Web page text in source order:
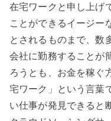
在宅ワークと申し上げ
ことができるイージー
とされるものまで、数
会社に勤務することが
ろうとも、お金を稼ぐ
宅ワーク」という言葉
い仕事が発見できると